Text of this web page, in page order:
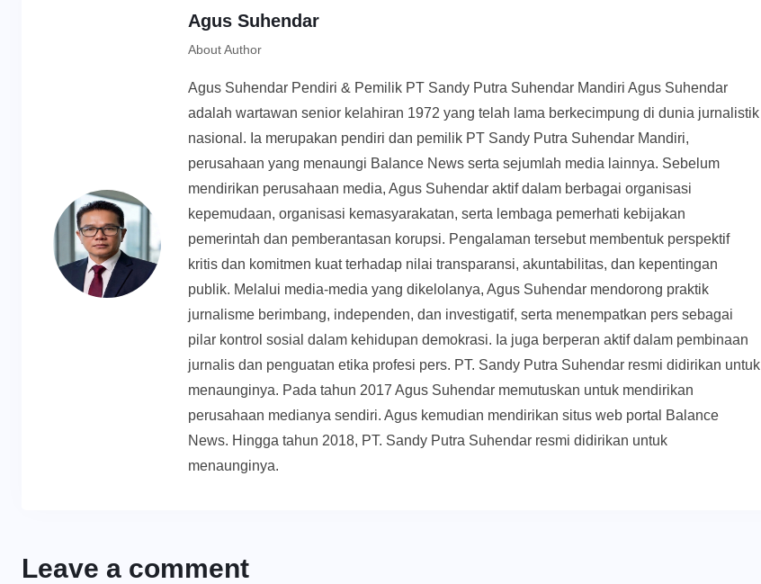
Agus Suhendar
About Author
Agus Suhendar Pendiri & Pemilik PT Sandy Putra Suhendar Mandiri Agus Suhendar
adalah wartawan senior kelahiran 1972 yang telah lama berkecimpung di dunia jurnalistik
nasional. Ia merupakan pendiri dan pemilik PT Sandy Putra Suhendar Mandiri,
perusahaan yang menaungi Balance News serta sejumlah media lainnya. Sebelum
mendirikan perusahaan media, Agus Suhendar aktif dalam berbagai organisasi
kepemudaan, organisasi kemasyarakatan, serta lembaga pemerhati kebijakan
pemerintah dan pemberantasan korupsi. Pengalaman tersebut membentuk perspektif
kritis dan komitmen kuat terhadap nilai transparansi, akuntabilitas, dan kepentingan
publik. Melalui media-media yang dikelolanya, Agus Suhendar mendorong praktik
jurnalisme berimbang, independen, dan investigatif, serta menempatkan pers sebagai
pilar kontrol sosial dalam kehidupan demokrasi. Ia juga berperan aktif dalam pembinaan
jurnalis dan penguatan etika profesi pers. PT. Sandy Putra Suhendar resmi didirikan untuk
menaunginya. Pada tahun 2017 Agus Suhendar memutuskan untuk mendirikan
perusahaan medianya sendiri. Agus kemudian mendirikan situs web portal Balance
News. Hingga tahun 2018, PT. Sandy Putra Suhendar resmi didirikan untuk
menaunginya.
Leave a comment